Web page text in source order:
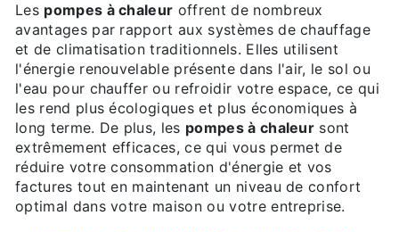
Les pompes à chaleur offrent de nombreux
avantages par rapport aux systèmes de chauffage
et de climatisation traditionnels. Elles utilisent
l'énergie renouvelable présente dans l'air, le sol ou
l'eau pour chauffer ou refroidir votre espace, ce qui
les rend plus écologiques et plus économiques à
long terme. De plus, les pompes à chaleur sont
extrêmement efficaces, ce qui vous permet de
réduire votre consommation d'énergie et vos
factures tout en maintenant un niveau de confort
optimal dans votre maison ou votre entreprise.